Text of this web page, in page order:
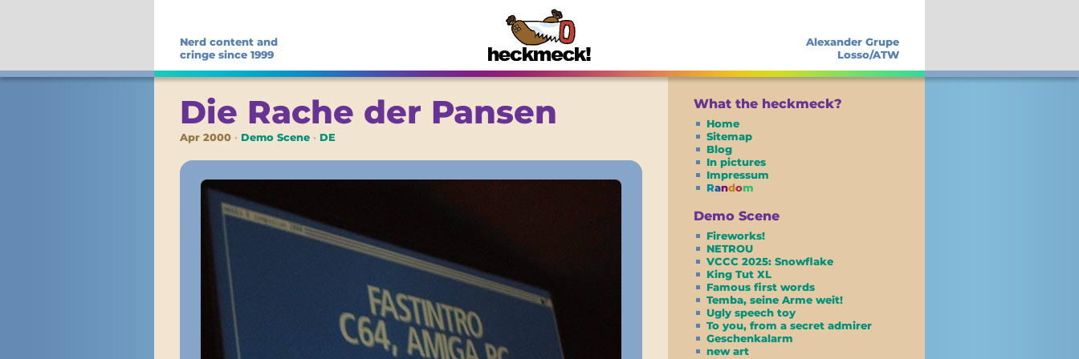
Nerd content and
cringe since 1999
Alexander Grupe
Losso/ATW
Die Rache der Pansen
Apr 2000 Demo Scene DE
What the heckmeck?
Home
Sitemap
Blog
In pictures
Impressum
Random
Demo Scene
Fireworks!
NETROU
VCCC 2025: Snowflake
King Tut XL
Famous first words
Temba, seine Arme weit!
Ugly speech toy
To you, from a secret admirer
Geschenkalarm
new art